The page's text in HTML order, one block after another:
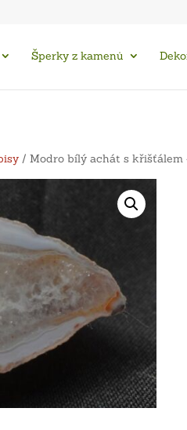
Šperky z kamenů
/ Modro bílý achát s křišťálem